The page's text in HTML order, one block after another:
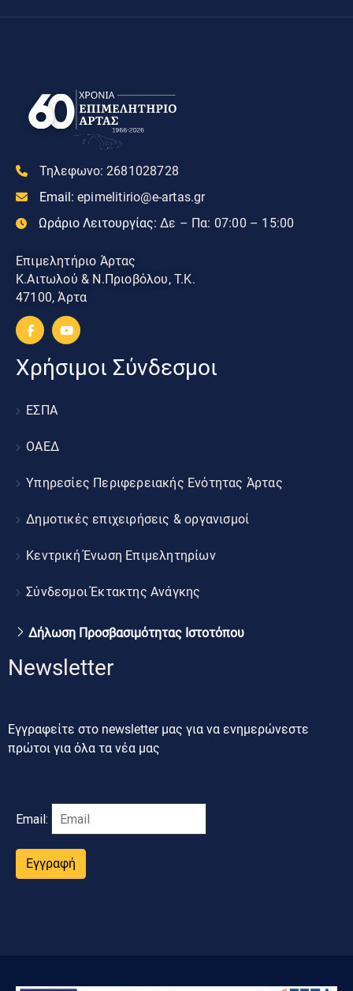
Τηλεφωνο: 2681028728
Email: epimelitirio@e-artas.gr
Ωράριο Λειτουργίας: Δε – Πα: 07:00 – 15:00
Επιμελητήριο Άρτας
Κ.Αιτωλού & Ν.Πριοβόλου, Τ.Κ.
47100, Άρτα
Χρήσιμοι Σύνδεσμοι
ΕΣΠΑ
ΟΑΕΔ
Υπηρεσίες Περιφερειακής Ενότητας Άρτας
Δημοτικές επιχειρήσεις & οργανισμοί
Κεντρική Ένωση Επιμελητηρίων
Σύνδεσμοι Έκτακτης Ανάγκης
Δήλωση Προσβασιμότητας Ιστοτόπου
Newsletter
Εγγραφείτε στο newsletter μας για να ενημερώνεστε
πρώτοι για όλα τα νέα μας
Email:
Εγγραφή